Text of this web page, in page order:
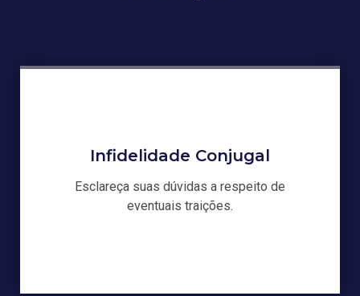
Infidelidade Conjugal
Esclareça suas dúvidas a respeito de
eventuais traições.